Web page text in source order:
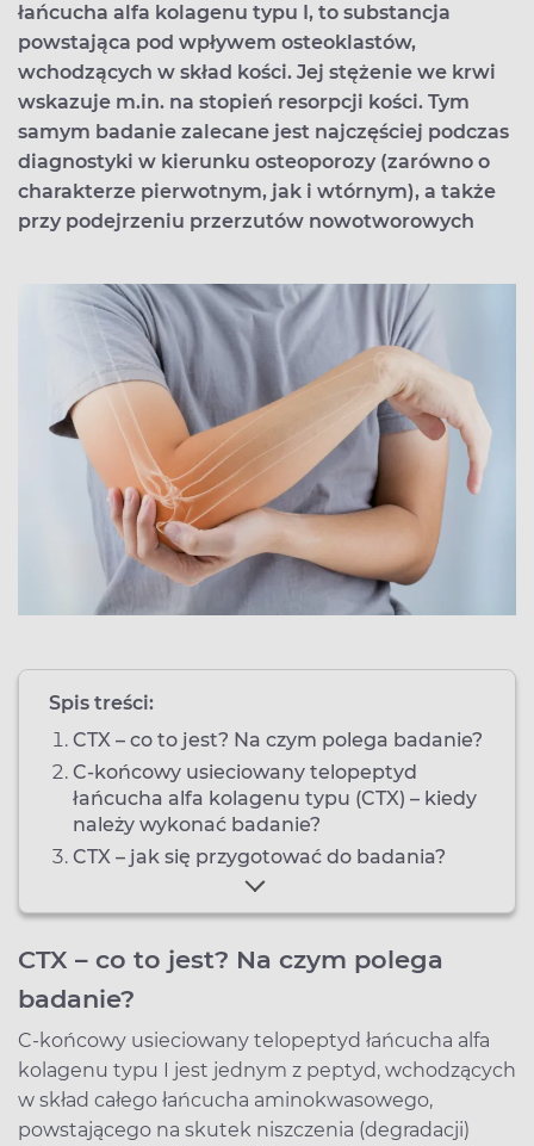
łańcucha alfa kolagenu typu I, to substancja
powstająca pod wpływem osteoklastów,
wchodzących w skład kości. Jej stężenie we krwi
wskazuje m.in. na stopień resorpcji kości. Tym
samym badanie zalecane jest najczęściej podczas
diagnostyki w kierunku osteoporozy (zarówno o
charakterze pierwotnym, jak i wtórnym), a także
przy podejrzeniu przerzutów nowotworowych
Spis treści:
CTX – co to jest? Na czym polega badanie?
C-końcowy usieciowany telopeptyd
łańcucha alfa kolagenu typu (CTX) – kiedy
należy wykonać badanie?
CTX – jak się przygotować do badania?
CTX – co to jest? Na czym polega
badanie?
C-końcowy usieciowany telopeptyd łańcucha alfa
kolagenu typu I jest jednym z peptyd, wchodzących
w skład całego łańcucha aminokwasowego,
powstającego na skutek niszczenia (degradacji)